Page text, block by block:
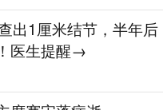
出1厘米结节，半年后
医生提醒→